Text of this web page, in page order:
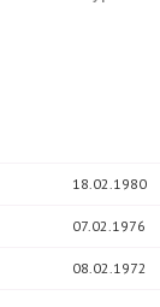
18.02.1980
07.02.1976
08.02.1972